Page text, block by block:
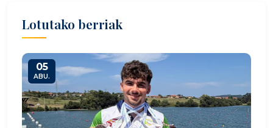
Lotutako berriak
05
ABU.